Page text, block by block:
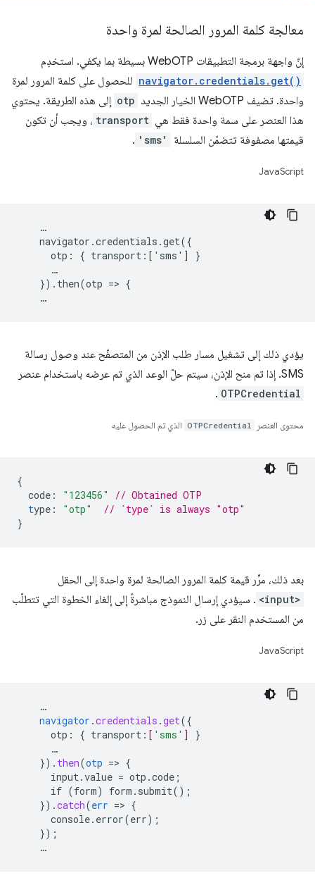
معالجة كلمة المرور الصالحة لمرة واحدة
إنّ واجهة برمجة التطبيقات WebOTP بسيطة بما يكفي. استخدِم
navigator.credentials.get() للحصول على كلمة المرور لمرة
واحدة. تضيف WebOTP الخيار الجديد
otp إلى هذه الطريقة. يحتوي
هذا العنصر على سمة واحدة فقط هي transport ، ويجب أن تكون
قيمتها مصفوفة تتضمّن السلسلة
'sms'
.
JavaScript
    …
    navigator.credentials.get({
      otp: { transport:['sms'] }
      …
    }).then(otp => {
يؤدي ذلك إلى تشغيل مسار طلب الإذن من المتصفّح عند وصول رسالة
SMS. إذا تم منح الإذن، سيتم حلّ الوعد الذي تم عرضه باستخدام عنصر
OTPCredential
.
محتوى العنصر OTPCredential الذي تم الحصول عليه
{
code : "123456"
// Obtained OTP
type : "otp"
// `type` is always "otp"
}
بعد ذلك، مرِّر قيمة كلمة المرور الصالحة لمرة واحدة إلى الحقل
<input> . سيؤدي إرسال النموذج مباشرةً إلى إلغاء الخطوة التي تتطلّب
من المستخدم النقر على زر.
JavaScript
…
navigator .credentials .get({
otp : { transport : [ 'sms' ]
}
…
}) . then(otp => {
input.value = otp.code ;
if (form) form.submit() ;
}) .catch(err => {
console.error(err) ;
});
…